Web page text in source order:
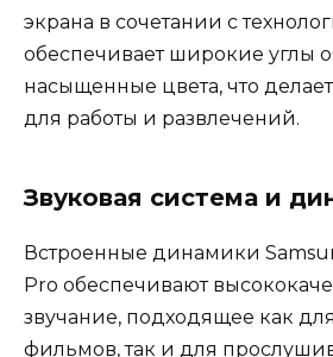
экрана в сочетании с
обеспечивает широкие углы
насыщенные цвета, что
для работы и развлечений.
Звуковая система и
Встроенные динамики
Pro обеспечивают
звучание, подходящее как
фильмов, так и для